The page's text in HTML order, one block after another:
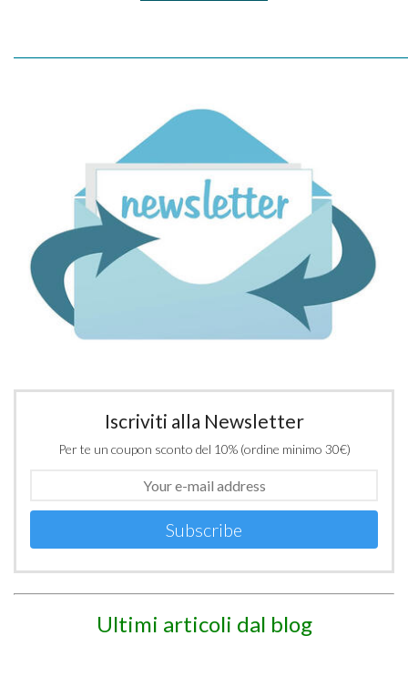
Iscriviti alla Newsletter
Per te un coupon sconto del 10% (ordine minimo 30€)
Subscribe
Ultimi articoli dal blog